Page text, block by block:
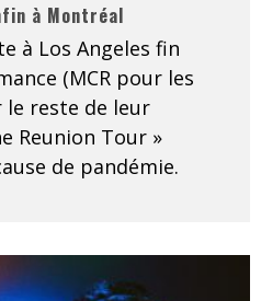
à Montréal
à Los Angeles fin
(MCR pour les
reste de leur
Reunion Tour »
de pandémie.